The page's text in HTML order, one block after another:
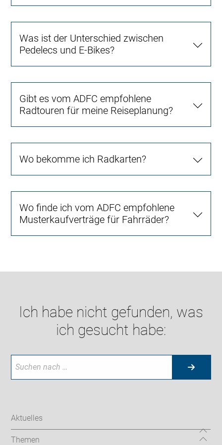
Was ist der Unterschied zwischen
Pedelecs und E-Bikes?
Gibt es vom ADFC empfohlene
Radtouren für meine Reiseplanung?
Wo bekomme ich Radkarten?
Wo finde ich vom ADFC empfohlene
Musterkaufverträge für Fahrräder?
Ich habe nicht gefunden, was
ich gesucht habe:
Aktuelles
Themen